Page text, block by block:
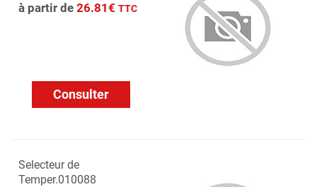
à partir de 26.81€ TTC
Consulter
Selecteur de
Temper.010088